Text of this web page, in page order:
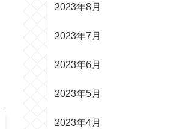
2023年8月
2023年7月
2023年6月
2023年5月
2023年4月